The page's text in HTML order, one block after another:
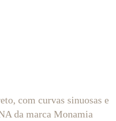
com curvas sinuosas e
da marca Monamia